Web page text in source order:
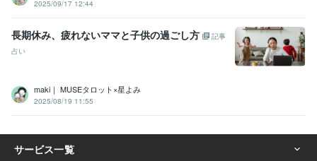
2025/09/17 12:44
長期休み、疲れないママと子供の過ごし方
記事
占い
maki｜ MUSEタロット×星よみ
2025/08/19 11:55